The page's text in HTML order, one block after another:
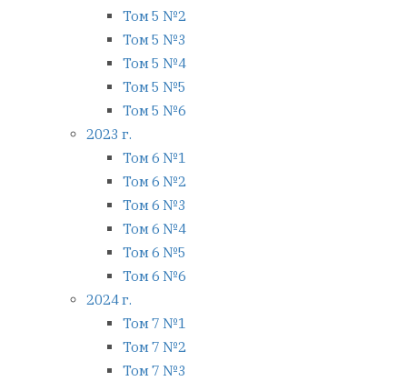
Том 5 №2
Том 5 №3
Том 5 №4
Том 5 №5
Том 5 №6
2023 г.
Том 6 №1
Том 6 №2
Том 6 №3
Том 6 №4
Том 6 №5
Том 6 №6
2024 г.
Том 7 №1
Том 7 №2
Том 7 №3